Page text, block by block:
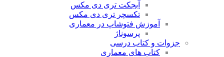
آبجکت تری دی مکس
تکسچر تری دی مکس
آموزش فتوشاپ در معماری
پرسوناژ
جزوات و کتاب درسی
کتاب های معماری